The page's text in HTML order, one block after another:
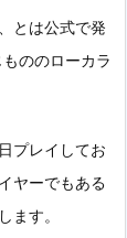
とは公式で発
ののローカラ
プレイしてお
ヤーでもある
します。